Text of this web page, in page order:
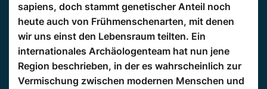
sapiens, doch stammt genetischer Anteil noch
heute auch von Frühmenschenarten, mit denen
wir uns einst den Lebensraum teilten. Ein
internationales Archäologenteam hat nun jene
Region beschrieben, in der es wahrscheinlich zur
Vermischung zwischen modernen Menschen und